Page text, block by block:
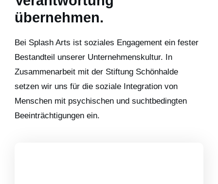
übernehmen.
Bei Splash Arts ist soziales Engagement ein fester
Bestandteil unserer Unternehmenskultur. In
Zusammenarbeit mit der Stiftung Schönhalde
setzen wir uns für die soziale Integration von
Menschen mit psychischen und suchtbedingten
Beeinträchtigungen ein.